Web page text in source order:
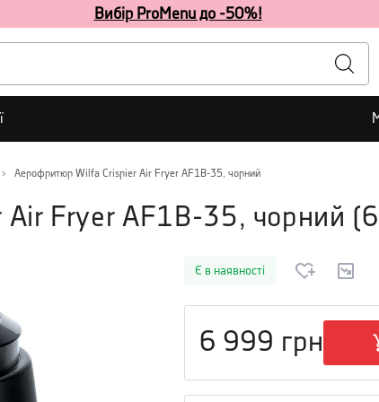
Вибір ProMenu до -50%!
Аерофритюр Wilfa Crispier Air Fryer AF1B-35, чорний
Fryer AF1B-35, чорний (
Є в наявності
6 999 грн